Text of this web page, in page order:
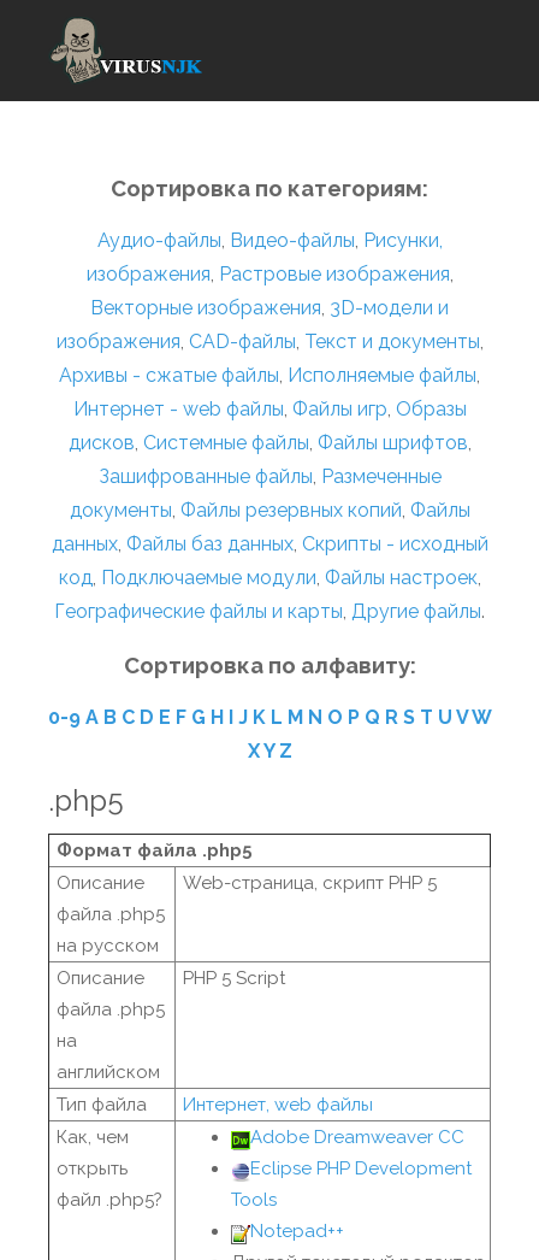
Сортировка по категориям:
Аудио-файлы, Видео-файлы, Рисунки,
изображения, Растровые изображения,
Векторные изображения, 3D-модели и
изображения, CAD-файлы, Текст и документы,
Архивы - сжатые файлы, Исполняемые файлы,
Интернет - web файлы, Файлы игр, Образы
дисков, Системные файлы, Файлы шрифтов,
Зашифрованные файлы, Размеченные
документы, Файлы резервных копий, Файлы
данных, Файлы баз данных, Скрипты - исходный
код, Подключаемые модули, Файлы настроек,
Географические файлы и карты, Другие файлы.
Сортировка по алфавиту:
0-9 A B C D E F G H I J K L M N O P Q R S T U VW
XY Z
.php5
Формат файла .php5
Описание
файла .php5
на русском
Web-страница, скрипт PHP 5
Описание
файла .php5
на
английском
PHP 5 Script
Тип файла
Интернет, web файлы
Как, чем
открыть
файл .php5?
Adobe Dreamweaver CC
Eclipse PHP Development
Tools
Notepad++